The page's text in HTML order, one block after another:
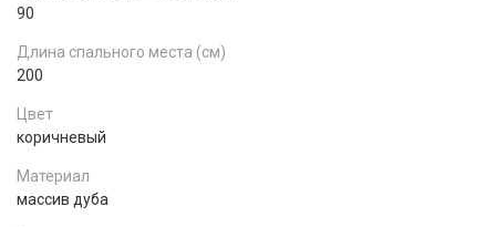
90
Длина спального места (см)
200
Цвет
коричневый
Материал
массив дуба